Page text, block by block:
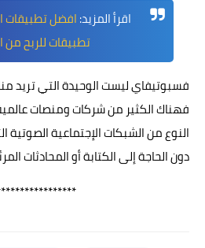
اقرأ المزيد:افضل تطبيقات
تطبيقات للربح من
فسبوتيفاي ليست الوحيدة التي تريد
فهناك الكثير من شركات ومنصات
النوع من الشبكات الإجتماعية
دون الحاجة إلى الكتابة أو المحادثات